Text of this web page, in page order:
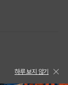
하루 보지 않기